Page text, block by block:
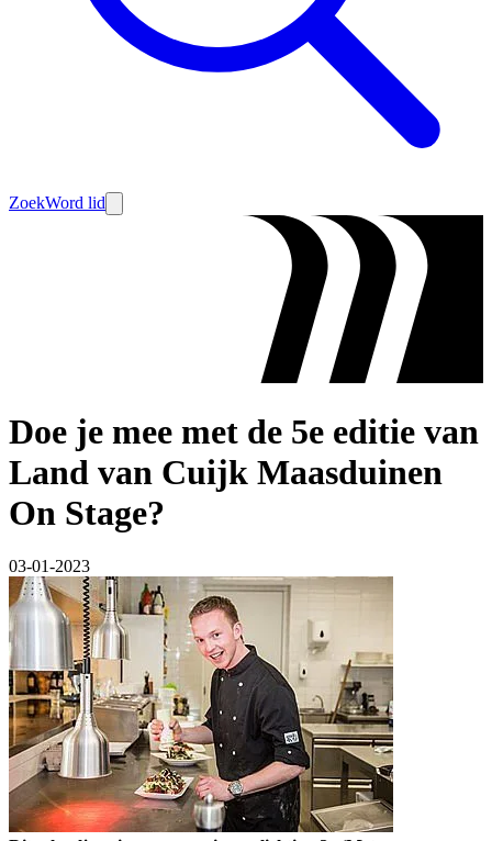
ZoekWord lid
Doe je mee met de 5e editie van
Land van Cuijk Maasduinen
On Stage?
03-01-2023